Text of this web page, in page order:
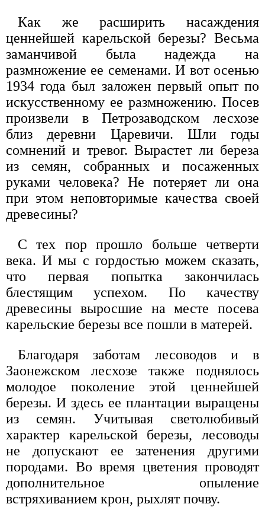
Как же расширить насаждения
ценнейшей карельской березы? Весьма
заманчивой была надежда на
размножение ее семенами. И вот осенью
1934 года был заложен первый опыт по
искусственному ее размножению. Посев
произвели в Петрозаводском лесхозе
близ деревни Царевичи. Шли годы
сомнений и тревог. Вырастет ли береза
из семян, собранных и посаженных
руками человека? Не потеряет ли она
при этом неповторимые качества своей
древесины?
С тех пор прошло больше четверти
века. И мы с гордостью можем сказать,
что первая попытка закончилась
блестящим успехом. По качеству
древесины выросшие на месте посева
карельские березы все пошли в матерей.
Благодаря заботам лесоводов и в
Заонежском лесхозе также поднялось
молодое поколение этой ценнейшей
березы. И здесь ее плантации выращены
из семян. Учитывая светолюбивый
характер карельской березы, лесоводы
не допускают ее затенения другими
породами. Во время цветения проводят
дополнительное опыление
встряхиванием крон, рыхлят почву.